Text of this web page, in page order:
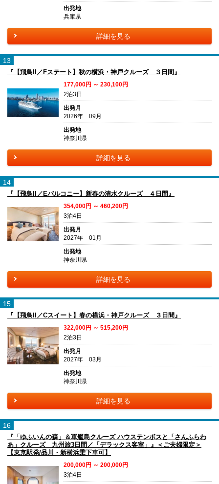
出発地
兵庫県
詳細を見る
13
『【飛鳥II／Fステート】秋の横浜・神戸クルーズ ３日間』
177,000円 ～ 230,100円
2泊3日
出発月
2026年 09月
出発地
神奈川県
詳細を見る
14
『【飛鳥II／Eバルコニー】新春の清水クルーズ ４日間』
354,000円 ～ 460,200円
3泊4日
出発月
2027年 01月
出発地
神奈川県
詳細を見る
15
『【飛鳥II／Cスイート】春の横浜・神戸クルーズ ３日間』
322,000円 ～ 515,200円
2泊3日
出発月
2027年 03月
出発地
神奈川県
詳細を見る
16
『「ゆふいんの森」＆軍艦島クルーズ ハウステンボスと「さんふらわ
あ」クルーズ 九州旅3日間／「デラックス客室」』＜ご夫婦限定＞
【東京駅発/品川・新横浜乗下車可】
200,000円 ～ 200,000円
3泊4日